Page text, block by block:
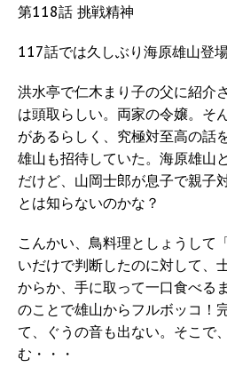
第118話 挑戦精神
117話では久しぶり海原雄山登場
洪水亭で仁木まり子の父に紹介
は頭取らしい。両家の令嬢。そ
があるらしく、究極対至高の話
雄山も招待していた。海原雄山
だけど、山岡士郎が息子で親子
とは知らないのかな？
こんかい、鳥料理としょうして
いだけで判断したのに対して、
からか、手に取って一口食べる
のことで雄山からフルボッコ！
て、ぐうの音も出ない。そこで
む・・・